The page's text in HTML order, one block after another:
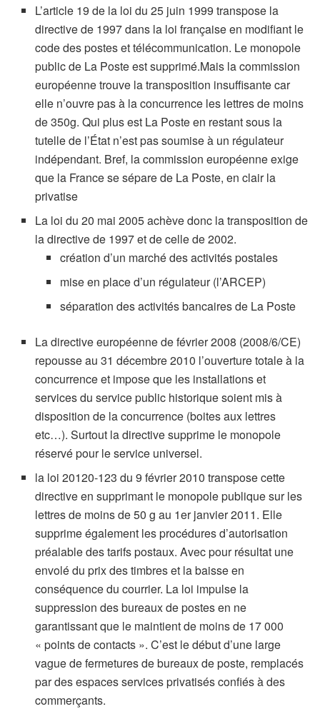
L’article 19 de la loi du 25 juin 1999 transpose la
directive de 1997 dans la loi française en modifiant le
code des postes et télécommunication. Le monopole
public de La Poste est supprimé.Mais la commission
européenne trouve la transposition insuffisante car
elle n’ouvre pas à la concurrence les lettres de moins
de 350g. Qui plus est La Poste en restant sous la
tutelle de l’État n’est pas soumise à un régulateur
indépendant. Bref, la commission européenne exige
que la France se sépare de La Poste, en clair la
privatise
La loi du 20 mai 2005 achève donc la transposition de
la directive de 1997 et de celle de 2002.
création d’un marché des activités postales
mise en place d’un régulateur (l’ARCEP)
séparation des activités bancaires de La Poste
La directive européenne de février 2008 (2008/6/CE)
repousse au 31 décembre 2010 l’ouverture totale à la
concurrence et impose que les installations et
services du service public historique soient mis à
disposition de la concurrence (boites aux lettres
etc…). Surtout la directive supprime le monopole
réservé pour le service universel.
la loi 20120-123 du 9 février 2010 transpose cette
directive en supprimant le monopole publique sur les
lettres de moins de 50 g au 1er janvier 2011. Elle
supprime également les procédures d’autorisation
préalable des tarifs postaux. Avec pour résultat une
envolé du prix des timbres et la baisse en
conséquence du courrier. La loi impulse la
suppression des bureaux de postes en ne
garantissant que le maintient de moins de 17 000
« points de contacts ». C’est le début d’une large
vague de fermetures de bureaux de poste, remplacés
par des espaces services privatisés confiés à des
commerçants.